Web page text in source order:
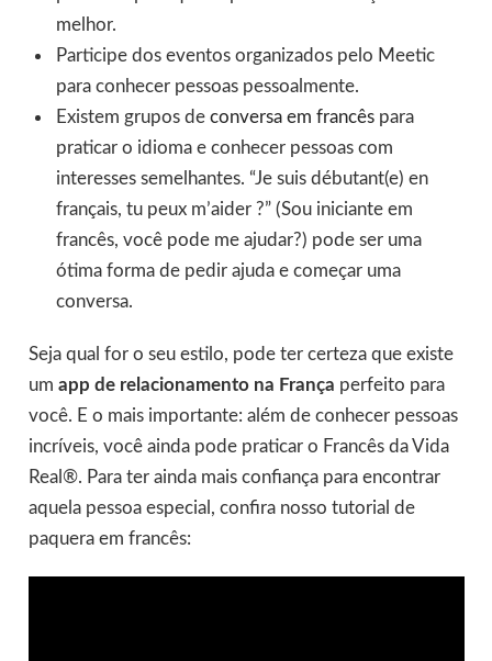
melhor.
Participe dos eventos organizados pelo Meetic
para conhecer pessoas pessoalmente.
Existem grupos de conversa em francêspara
praticar o idioma e conhecer pessoas com
interesses semelhantes. “Je suis débutant(e) en
français, tu peux m’aider ?” (Sou iniciante em
francês, você pode me ajudar?) pode ser uma
ótima forma de pedir ajuda e começar uma
conversa.
Seja qual for o seu estilo, pode ter certeza que existe
um app de relacionamento na França perfeito para
você. E o mais importante: além de conhecer pessoas
incríveis, você ainda pode praticar o Francês da Vida
Real®. Para ter ainda mais confiança para encontrar
aquela pessoa especial, confira nosso tutorial de
paquera em francês: